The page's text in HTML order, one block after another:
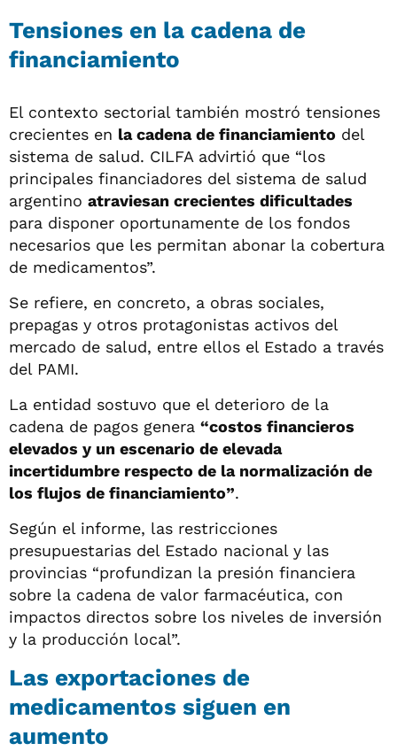
Tensiones en la cadena de
financiamiento
El contexto sectorial también mostró tensiones
crecientes en la cadena de financiamiento del
sistema de salud. CILFA advirtió que “los
principales financiadores del sistema de salud
argentino atraviesan crecientes dificultades
para disponer oportunamente de los fondos
necesarios que les permitan abonar la cobertura
de medicamentos”.
Se refiere, en concreto, a obras sociales,
prepagas y otros protagonistas activos del
mercado de salud, entre ellos el Estado a través
del PAMI.
La entidad sostuvo que el deterioro de la
cadena de pagos genera “costos financieros
elevados y un escenario de elevada
incertidumbre respecto de la normalización de
los flujos de financiamiento”.
Según el informe, las restricciones
presupuestarias del Estado nacional y las
provincias “profundizan la presión financiera
sobre la cadena de valor farmacéutica, con
impactos directos sobre los niveles de inversión
y la producción local”.
Las exportaciones de
medicamentos siguen en
aumento